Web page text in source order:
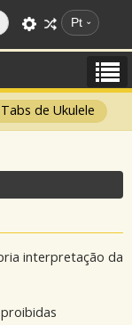
Pt
de Ukulele
interpretação da